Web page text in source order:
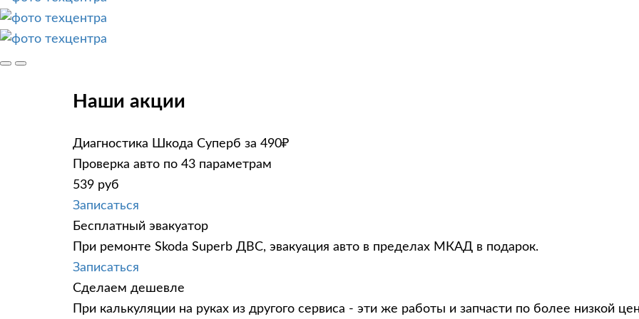
Наши акции
Диагностика Шкода Суперб за 490₽
Проверка авто по 43 параметрам
539 руб
Записаться
Бесплатный эвакуатор
При ремонте Skoda Superb ДВС, эвакуация авто в пределах МКАД в подарок.
Записаться
Сделаем дешевле
При калькуляции на руках из другого сервиса - эти же работы и запчасти по более низкой